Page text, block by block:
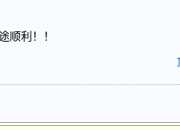
顺利！！